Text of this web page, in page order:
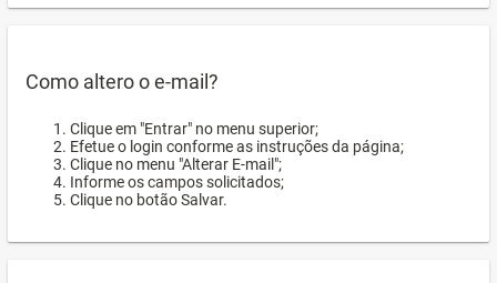
Como altero o e-mail?
Clique em "Entrar" no menu superior;
Efetue o login conforme as instruções da página;
Clique no menu "Alterar E-mail";
Informe os campos solicitados;
Clique no botão Salvar.